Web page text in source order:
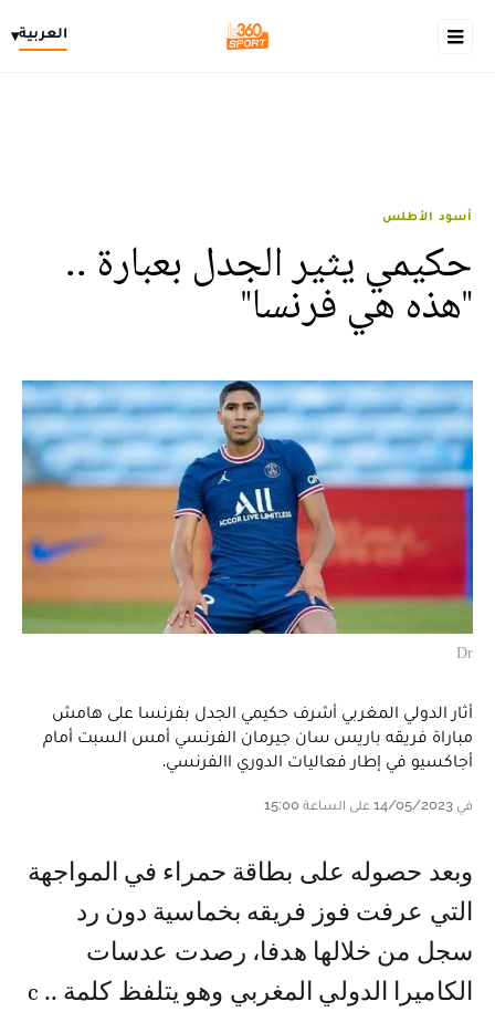
العربية▾
أسود الأطلس
حكيمي يثير الجدل بعبارة ..
"هذه هي فرنسا"
Dr
أثار الدولي المغربي أشرف حكيمي الجدل بفرنسا على هامش
مباراة فريقه باريس سان جيرمان الفرنسي أمس السبت أمام
أجاكسيو في إطار فعاليات الدوري االفرنسي.
في 14/05/2023 على الساعة 15:00
و بعد حصوله على بطاقة حمراء في المواجهة
التي عرفت فوز فريقه بخماسية دون رد
سجل من خلالها هدفا، رصدت عدسات
الكاميرا الدولي المغربي وهو يتلفظ كلمة .. c